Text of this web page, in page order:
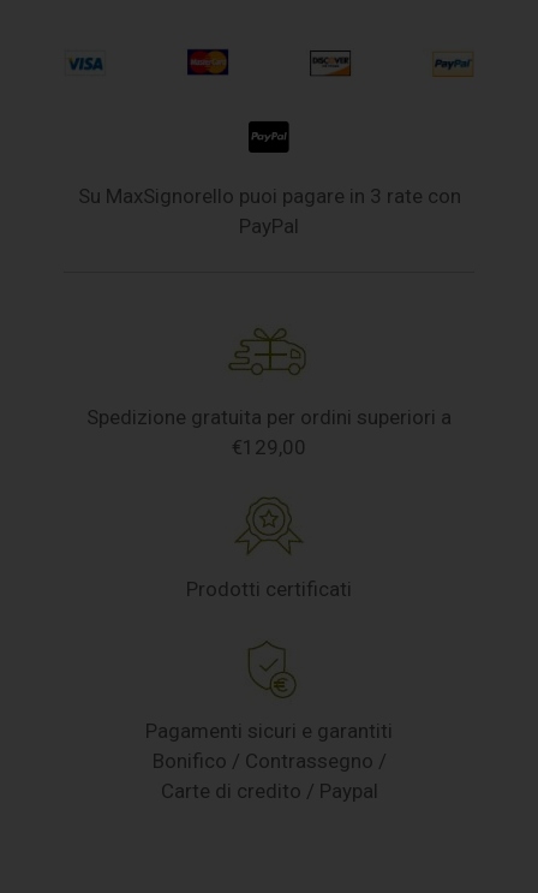
Su MaxSignorello puoi pagare in 3 rate con
PayPal
Spedizione gratuita per ordini superiori a
€129,00
Prodotti certificati
Pagamenti sicuri e garantiti
Bonifico / Contrassegno /
Carte di credito / Paypal